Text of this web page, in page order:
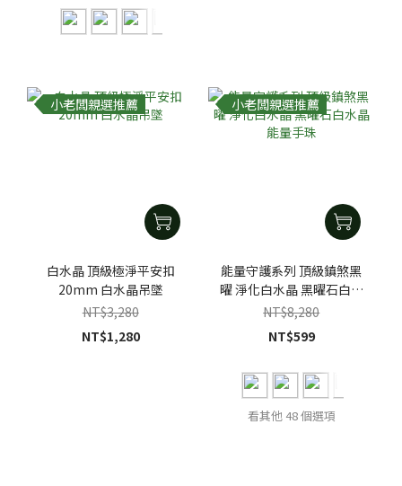
小老闆親選推薦
白水晶 頂級極淨平安扣
20mm 白水晶吊墜
NT$3,280
NT$1,280
小老闆親選推薦
能量守護系列 頂級鎮煞黑
曜 淨化白水晶 黑曜石白水
晶能量手珠
NT$8,280
NT$599
看其他 48 個選項